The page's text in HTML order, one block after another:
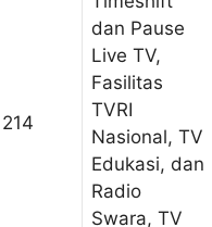
214
dan Pause
Live TV,
Fasilitas
TVRI
Nasional, TV
Edukasi, dan
Radio
Swara, TV